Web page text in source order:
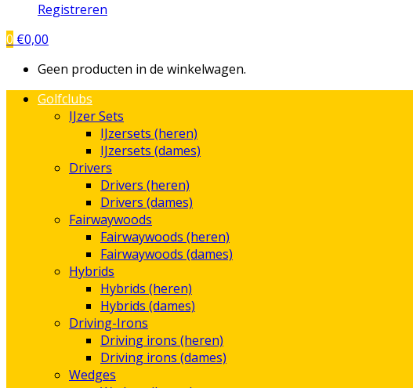
Registreren
0 €0,00
Geen producten in de winkelwagen.
Golfclubs
IJzer Sets
IJzersets (heren)
IJzersets (dames)
Drivers
Drivers (heren)
Drivers (dames)
Fairwaywoods
Fairwaywoods (heren)
Fairwaywoods (dames)
Hybrids
Hybrids (heren)
Hybrids (dames)
Driving-Irons
Driving irons (heren)
Driving irons (dames)
Wedges